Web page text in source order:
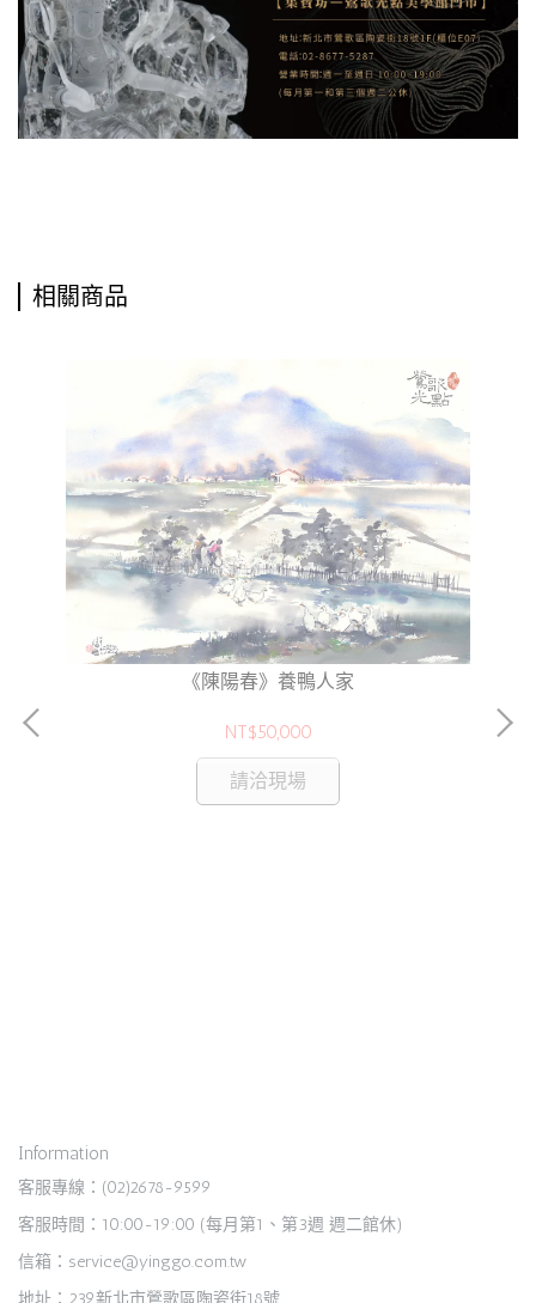
相關商品
《陳陽春》養鴨人家
NT$50,000
請洽現場
Information
客服專線：(02)2678-9599
客服時間：10:00-19:00 (每月第1、第3週 週二館休)
信箱：service@yinggo.com.tw
地址：239新北市鶯歌區陶瓷街18號